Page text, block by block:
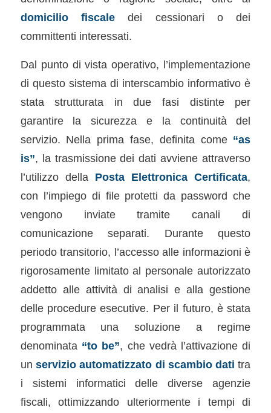
domicilio fiscaledei cessionari o dei
committenti interessati.
Dal punto di vista operativo, l’implementazione
di questo sistema di interscambio informativo è
stata strutturata in due fasi distinte per
garantire la sicurezza e la continuità del
servizio. Nella prima fase, definita come “as
is”, la trasmissione dei dati avviene attraverso
l’utilizzo della Posta Elettronica Certificata,
con l’impiego di file protetti da password che
vengono inviate tramite canali di
comunicazione separati. Durante questo
periodo transitorio, l’accesso alle informazioni è
rigorosamente limitato al personale autorizzato
addetto alle attività di analisi e alla gestione
delle procedure esecutive. Per il futuro, è stata
programmata una soluzione a regime
denominata “to be”, che vedrà l’attivazione di
un servizio automatizzato di scambio dati tra
i sistemi informatici delle diverse agenzie
fiscali, ottimizzando ulteriormente i tempi di